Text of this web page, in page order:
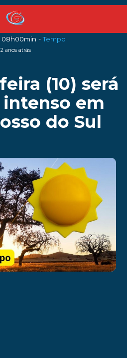
08h00min -Tempo
2 anos atrás
(10) será
em
do Sul